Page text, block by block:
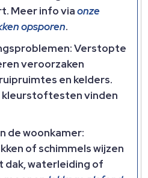
Meer info viaonze
opsporen.​
Verstopte
veroorzaken
en kelders.​
vinden
de woonkamer:
of schimmels wijzen
dak, waterleiding of